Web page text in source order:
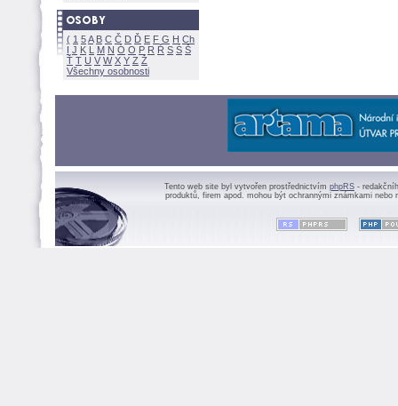
( 1 5A B C Č D Ď E F G H Ch
I J K L M N Ó O P R Ř S Ś
Ť T U V W X Y Z
Všechny osobnosti
Tento web site byl vytvořen prostřednictvím phpRS -
produktů, firem apod. mohou být ochrannými známkami